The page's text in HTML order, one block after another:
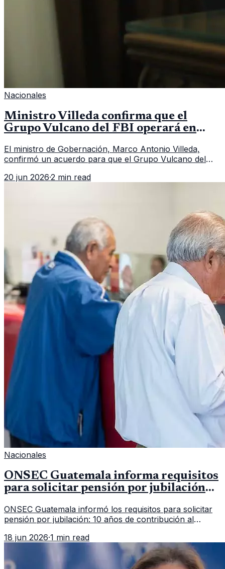
Nacionales
Ministro Villeda confirma que el
Grupo Vulcano del FBI operará en
El ministro de Gobernación, Marco Antonio Villeda,
confirmó un acuerdo para que el Grupo Vulcano del
fallido con la administración anterior del Ministerio
20 jun 2026·2 min read
Nacionales
ONSEC Guatemala informa requisitos
para solicitar pensión por jubilación
ONSEC Guatemala informó los requisitos para solicitar
pensión por jubilación: 10 años de contribución al
importar edad.
18 jun 2026·1 min read